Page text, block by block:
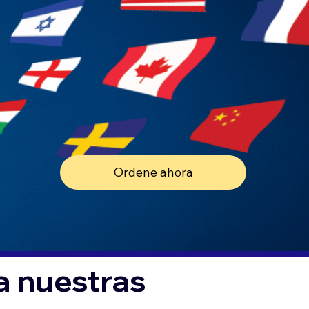
Ordene ahora
nuestras